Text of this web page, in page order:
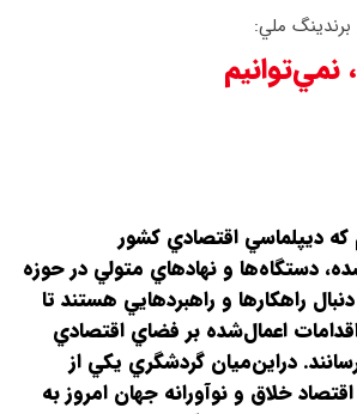
۱۴۰۵/ صعود طلا ادامه‌دار شد
قیمت نفت امروز جمعه ۱۶ مرداد ۱۴۰۵
/ نفت صعودی شد + جدول
ملي:
نمي‌توانيم
که ديپلماسي اقتصادي کشور
دستگاه‌ها و نهادهاي متولي در حوزه
راهکارها و راهبردهايي هستند تا
اعمال‌شده بر فضاي اقتصادي
در‌اين‌ميان گردشگري يکي از
خلاق و نوآورانه جهان امروز به